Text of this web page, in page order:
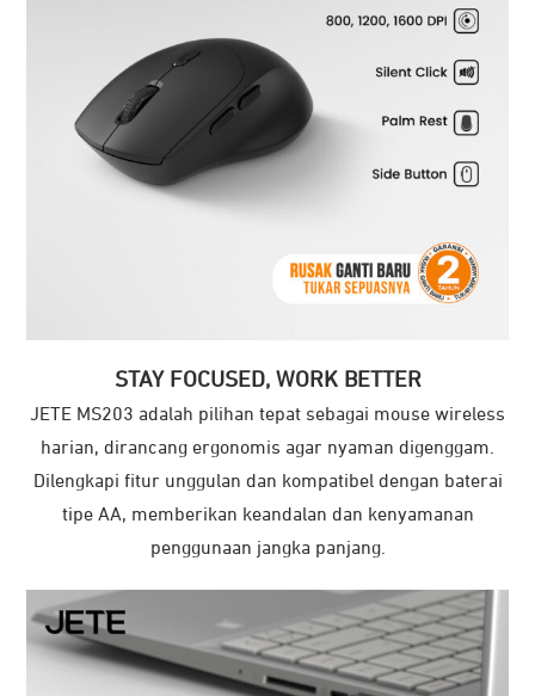
STAY FOCUSED, WORK BETTER
JETE MS203 adalah pilihan tepat sebagai mouse wireless
harian, dirancang ergonomis agar nyaman digenggam.
Dilengkapi fitur unggulan dan kompatibel dengan baterai
tipe AA, memberikan keandalan dan kenyamanan
penggunaan jangka panjang.